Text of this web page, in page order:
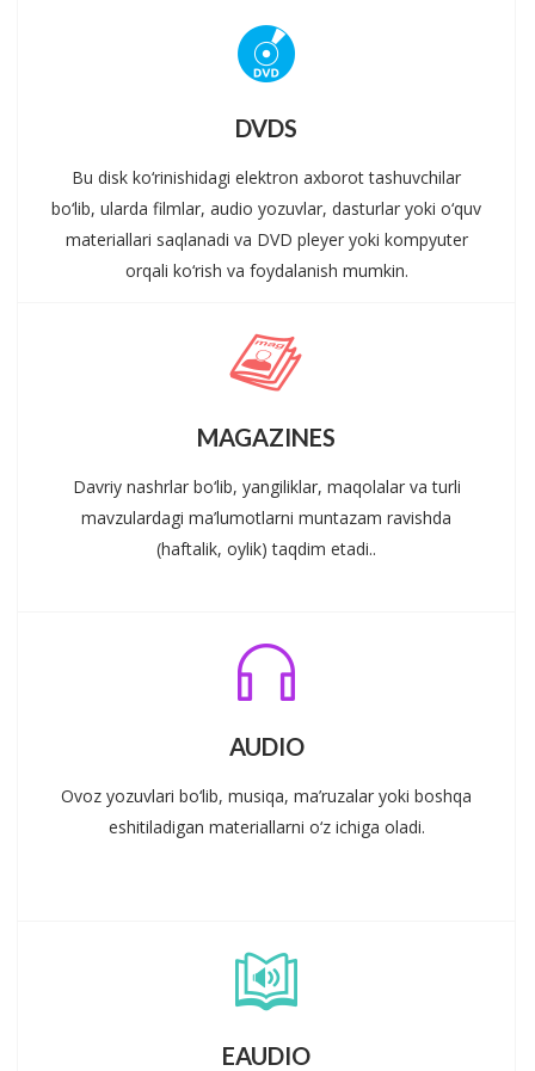
DVDS
Bu disk ko‘rinishidagi elektron axborot tashuvchilar
bo‘lib, ularda filmlar, audio yozuvlar, dasturlar yoki o‘quv
materiallari saqlanadi va DVD pleyer yoki kompyuter
orqali ko‘rish va foydalanish mumkin.
MAGAZINES
Davriy nashrlar bo‘lib, yangiliklar, maqolalar va turli
mavzulardagi ma’lumotlarni muntazam ravishda
(haftalik, oylik) taqdim etadi..
AUDIO
Ovoz yozuvlari bo‘lib, musiqa, ma’ruzalar yoki boshqa
eshitiladigan materiallarni o‘z ichiga oladi.
EAUDIO